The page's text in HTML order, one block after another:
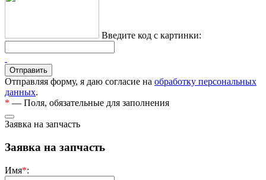
Введите код с картинки:
Отправляя форму, я даю согласие на обработку персональных
данных.
* — Поля, обязательные для заполнения
Заявка на запчасть
Заявка на запчасть
Имя*: